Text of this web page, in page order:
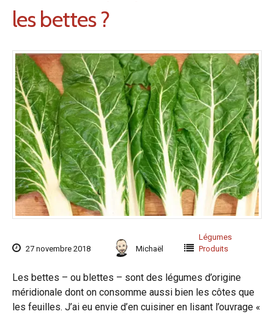
les bettes ?
27 novembre 2018 Michaël
Légumes
Produits
Les bettes – ou blettes – sont des légumes d’origine
méridionale dont on consomme aussi bien les côtes que
les feuilles. J’ai eu envie d’en cuisiner en lisant l’ouvrage «